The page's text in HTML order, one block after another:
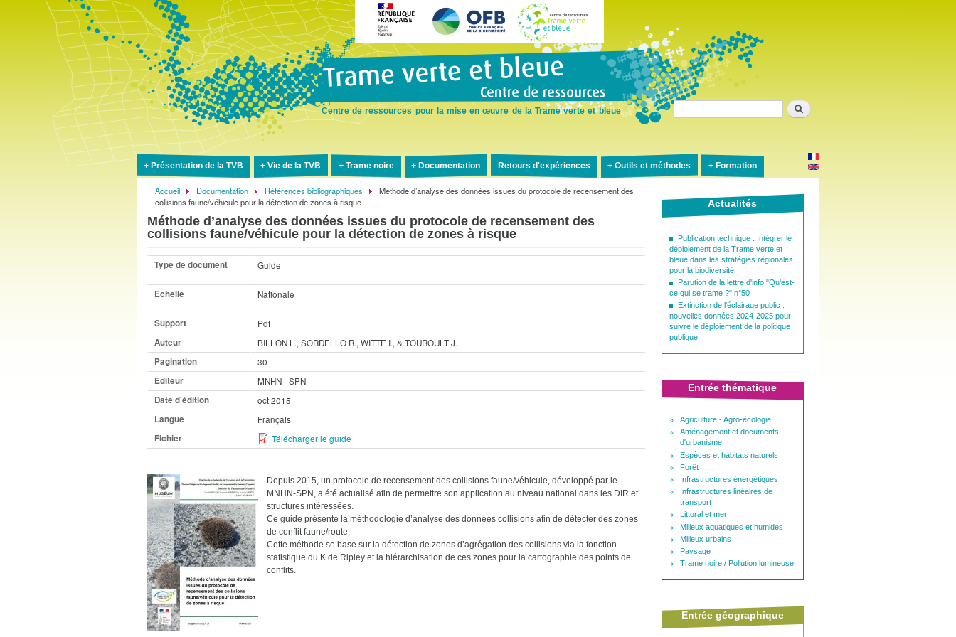
au
contenu
Centre de ressources pour la mise en œuvre de la Trame verte et bleue
Présentation de la TVB Vie de la TVB Trame noire Documentation Retours d'expériences Outils et méthodes Formation
Fil
d'Ariane
Accueil Documentation Références bibliographiques
Méthode d’analyse des données issues du protocole de recensement des
collisions faune/véhicule pour la détection de zones à risque
Méthode d’analyse des données issues du protocole de recensement des
collisions faune/véhicule pour la détection de zones à risque
Type de document Guide
Echelle Nationale
Support
Pdf
Auteur
BILLON L., SORDELLO R., WITTE I., & TOUROULT J.
Pagination
30
Editeur
MNHN - SPN
Date d'édition
oct 2015
Langue
Français
Fichier
Télécharger le guide
Depuis 2015, un protocole de recensement des collisions faune/véhicule, développé par le
MNHN-SPN, a été actualisé afin de permettre son application au niveau national dans les DIR et
structures intéressées.
Ce guide présente la méthodologie d’analyse des données collisions afin de détecter des zones
de conflit faune/route.
Cette méthode se base sur la détection de zones d’agrégation des collisions via la fonction
statistique du K de Ripley et la hiérarchisation de ces zones pour la cartographie des points de
conflits.
Actualités
Publication technique : Intégrer le
déploiement de la Trame verte et
bleue dans les stratégies régionales
pour la biodiversité
Parution de la lettre d'info "Qu'est-
ce qui se trame ?" n°50
Extinction de l'éclairage public :
nouvelles données 2024-2025 pour
suivre le déploiement de la politique
publique
Entrée thématique
Agriculture - Agro-écologie
Aménagement et documents
d'urbanisme
Espèces et habitats naturels
Forêt
Infrastructures énergétiques
Infrastructures linéaires de
transport
Littoral et mer
Milieux aquatiques et humides
Milieux urbains
Paysage
Trame noire / Pollution lumineuse
Entrée géographique